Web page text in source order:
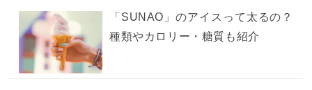
「SUNAO」のアイスって太るの？
種類やカロリー・糖質も紹介